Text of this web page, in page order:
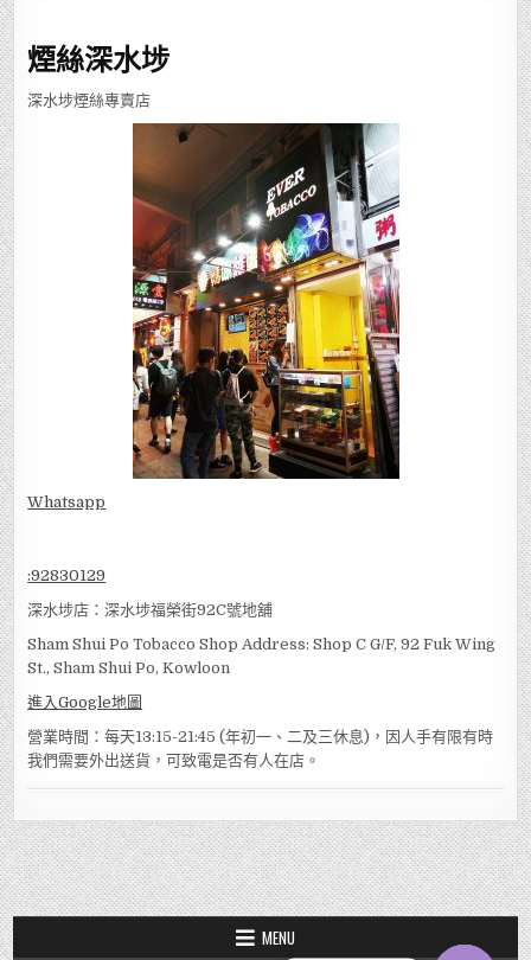
煙絲深水埗
Sham Shui Po Tobacco Shop Address: Shop C G/F, 92 Fuk Wing
進入Google地圖
營業時間：每天13:15-21:45 (年初一、二及三休息)，因人手有限有時
我們需要外出送貨，可致電是否有人在店。